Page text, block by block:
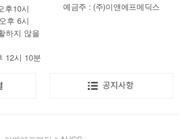
후10시
후 6시
하지 않을
12시 10분
예금주 : (주)이앤에프메딕스